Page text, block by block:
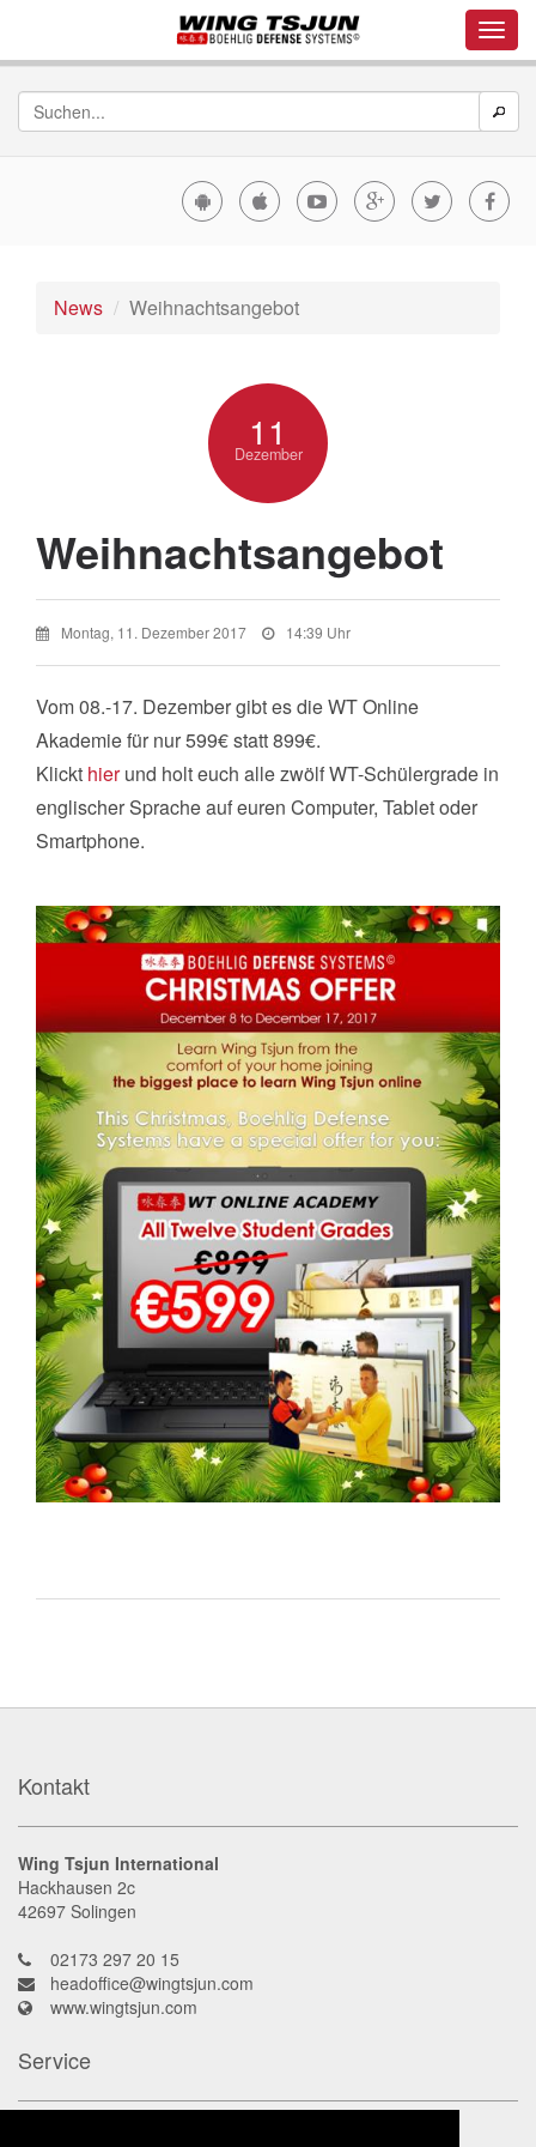
News Weihnachtsangebot
11
Dezember
Weihnachtsangebot
Montag, 11. Dezember 2017 14:39 Uhr
Vom 08.-17. Dezember gibt es die WT Online
Akademie für nur 599€ statt 899€.
Klickt hierund holt euch alle zwölf WT-Schülergrade in
englischer Sprache auf euren Computer, Tablet oder
Smartphone.
Kontakt
Wing Tsjun International
Hackhausen 2c
42697 Solingen
02173 297 20 15
headoffice@wingtsjun.com
www.wingtsjun.com
Service